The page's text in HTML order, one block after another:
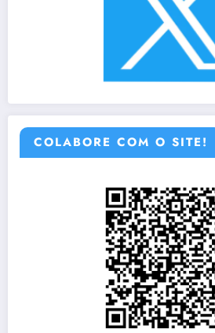
COLABORE COM O SITE!